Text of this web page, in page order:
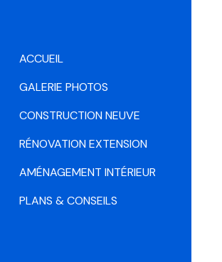
ACCUEIL
GALERIE PHOTOS
CONSTRUCTION NEUVE
RÉNOVATION EXTENSION
AMÉNAGEMENT INTÉRIEUR
PLANS & CONSEILS